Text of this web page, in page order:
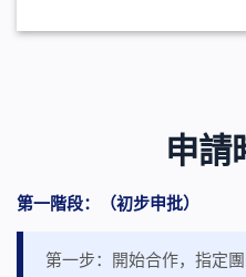
申請
第一階段： （初步申批）
第一步：開始合作，指定